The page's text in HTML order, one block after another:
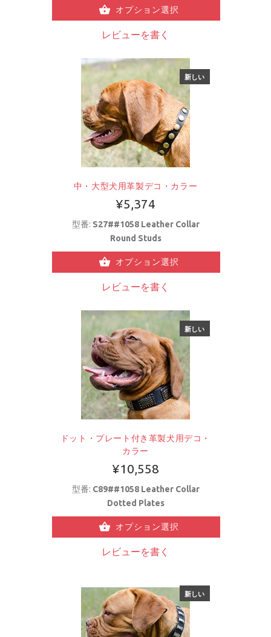
オプション選択
レビューを書く
新しい
中・大型犬用革製デコ・カラー
¥5,374
型番: S27##1058 Leather Collar
Round Studs
オプション選択
レビューを書く
新しい
ドット・プレート付き革製犬用デコ・
カラー
¥10,558
型番: C89##1058 Leather Collar
Dotted Plates
オプション選択
レビューを書く
新しい